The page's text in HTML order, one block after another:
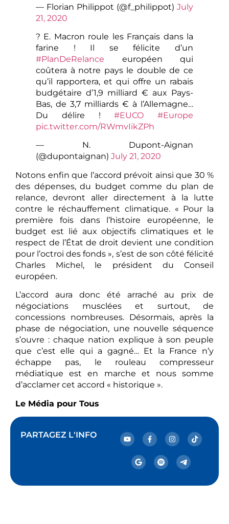
— Florian Philippot (@f_philippot) July
21, 2020
? E. Macron roule les Français dans la
farine ! Il se félicite d’un
#PlanDeRelance européen qui
coûtera à notre pays le double de ce
qu’il rapportera, et qui offre un rabais
budgétaire d’1,9 milliard € aux Pays-
Bas, de 3,7 milliards € à l’Allemagne…
Du délire !#EUCO
#Europe
pic.twitter.com/RWmvIikZPh
— N. Dupont-Aignan
(@dupontaignan) July 21, 2020
Notons enfin que l’accord prévoit ainsi que 30 %
des dépenses, du budget comme du plan de
relance, devront aller directement à la lutte
contre le réchauffement climatique. « Pour la
première fois dans l’histoire européenne, le
budget est lié aux objectifs climatiques et le
respect de l’État de droit devient une condition
pour l’octroi des fonds », s’est de son côté félicité
Charles Michel, le président du Conseil
européen.
L’accord aura donc été arraché au prix de
négociations musclées et surtout, de
concessions nombreuses. Désormais, après la
phase de négociation, une nouvelle séquence
s’ouvre : chaque nation explique à son peuple
que c’est elle qui a gagné… Et la France n’y
échappe pas, le rouleau compresseur
médiatique est en marche et nous somme
d’acclamer cet accord « historique ».
Le Média pour Tous
PARTAGEZ L'INFO